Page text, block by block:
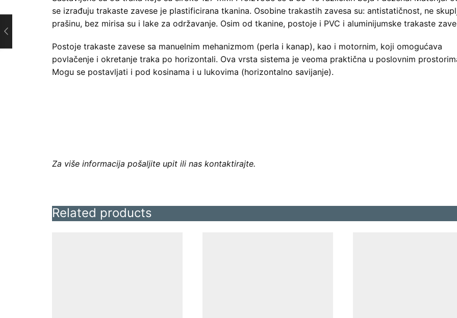
se izrađuju trakaste zavese je plastificirana tkanina. Osobine trakastih zavesa su: antistatičnost, ne
prašinu, bez mirisa su i lake za održavanje. Osim od tkanine, postoje i PVC i aluminijumske trakaste
Postoje trakaste zavese sa manuelnim mehanizmom (perla i kanap), kao i motornim, koji omogućava
povlačenje i okretanje traka po horizontali. Ova vrsta sistema je veoma praktična u poslovnim
Mogu se postavljati i pod kosinama i u lukovima (horizontalno savijanje).
Za više informacija pošaljite upit ili nas kontaktirajte.
Related products